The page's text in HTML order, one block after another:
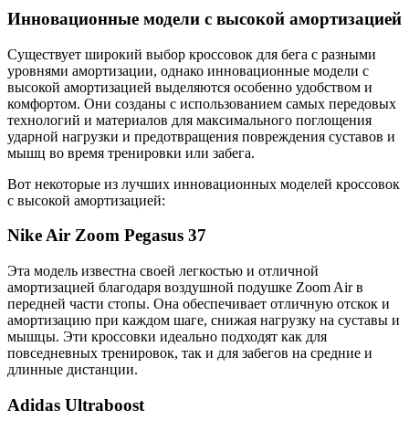
Инновационные модели с высокой амортизацией
Существует широкий выбор кроссовок для бега с разными
уровнями амортизации, однако инновационные модели с
высокой амортизацией выделяются особенно удобством и
комфортом. Они созданы с использованием самых передовых
технологий и материалов для максимального поглощения
ударной нагрузки и предотвращения повреждения суставов и
мышц во время тренировки или забега.
Вот некоторые из лучших инновационных моделей кроссовок
с высокой амортизацией:
Nike Air Zoom Pegasus 37
Эта модель известна своей легкостью и отличной
амортизацией благодаря воздушной подушке Zoom Air в
передней части стопы. Она обеспечивает отличную отскок и
амортизацию при каждом шаге, снижая нагрузку на суставы и
мышцы. Эти кроссовки идеально подходят как для
повседневных тренировок, так и для забегов на средние и
длинные дистанции.
Adidas Ultraboost